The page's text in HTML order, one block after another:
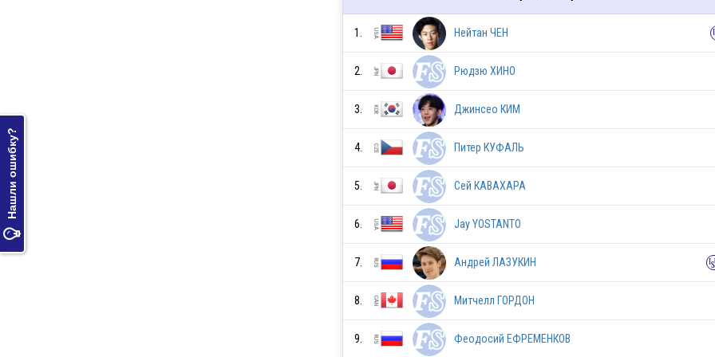

Нашли ошибку?
1. Нейтан ЧЕН
2. Рюдзю ХИНО
3. Джинсео КИМ
4. Питер КУФАЛЬ
5. Сей КАВАХАРА
6. Jay YOSTANTO
7. Андрей ЛАЗУКИН
8. Митчелл ГОРДОН
9. Феодосий ЕФРЕМЕНКОВ